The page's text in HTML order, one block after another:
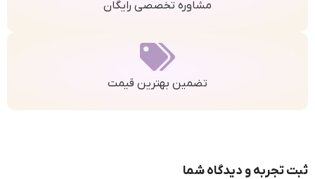
مشاوره تخصصی رایگان
تضمین بهترین قیمت
ثبت تجربه و دیدگاه شما